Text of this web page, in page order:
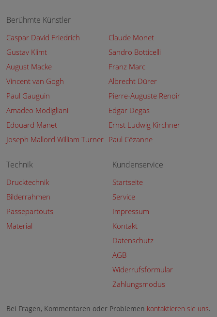
Berühmte Künstler
Caspar David Friedrich
Claude Monet
Gustav Klimt
Sandro Botticelli
August Macke
Franz Marc
Vincent van Gogh
Albrecht Dürer
Paul Gauguin
Pierre-Auguste Renoir
Amadeo Modigliani
Edgar Degas
Edouard Manet
Ernst Ludwig Kirchner
Joseph Mallord William Turner Paul Cézanne
Technik
Drucktechnik
Bilderrahmen
Passepartouts
Material
Kundenservice
Startseite
Service
Impressum
Kontakt
Datenschutz
AGB
Widerrufsformular
Zahlungsmodus
Bei Fragen, Kommentaren oder Problemen kontaktieren sie uns.